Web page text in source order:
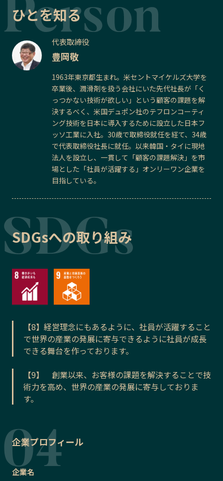
ひとを知る
代表取締役
豊岡敬
1963年東京都生まれ。米セントマイケルズ大学を
卒業後、潤滑剤を扱う会社にいた先代社長が「く
っつかない技術が欲しい」という顧客の課題を解
決するべく、米国デュポン社のテフロンコーティ
ング技術を日本に導入するために設立した日本フ
ッソ工業に入社。30歳で取締役就任を経て、34歳
で代表取締役社長に就任。以来韓国・タイに現地
法人を設立し、一貫して「顧客の課題解決」を市
場とした「社員が活躍する」オンリーワン企業を
目指している。
SDGsへの取り組み
【8】経営理念にもあるように、社員が活躍すること
で世界の産業の発展に寄与できるように社員が成長
できる舞台を作っております。
【9】 創業以来、お客様の課題を解決することで技
術力を高め、世界の産業の発展に寄与しておりま
す。
企業プロフィール
企業名